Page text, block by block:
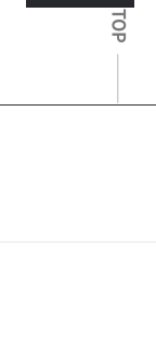
TOP